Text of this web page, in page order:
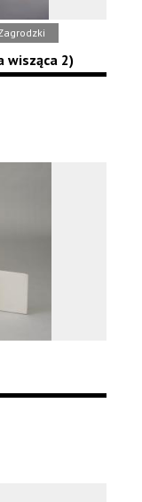
wisząca 2)